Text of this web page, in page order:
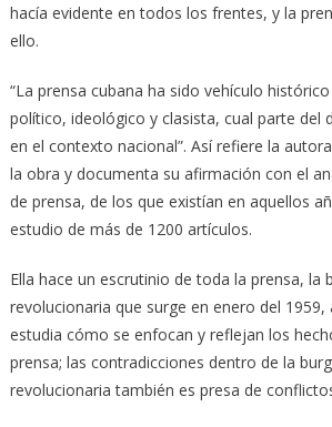
hacía evidente en todos los frentes, y la
ello.
“La prensa cubana ha sido vehículo
político, ideológico y clasista, cual parte del
en el contexto nacional”. Así refiere la
la obra y documenta su afirmación con el
de prensa, de los que existían en aquellos
estudio de más de 1200 artículos.
Ella hace un escrutinio de toda la prensa, la
revolucionaria que surge en enero del
estudia cómo se enfocan y reflejan los
prensa; las contradicciones dentro de la
revolucionaria también es presa de